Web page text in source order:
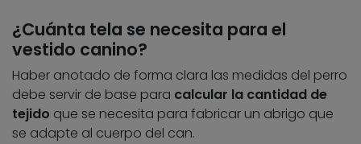
¿Cuánta tela se necesita para el
vestido canino?
Haber anotado de forma clara las medidas del perro
debe servir de base para calcular la cantidad de
tejido que se necesita para fabricar un abrigo que
se adapte al cuerpo del can.